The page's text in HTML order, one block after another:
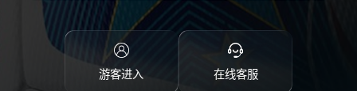
游客进入 在线客服